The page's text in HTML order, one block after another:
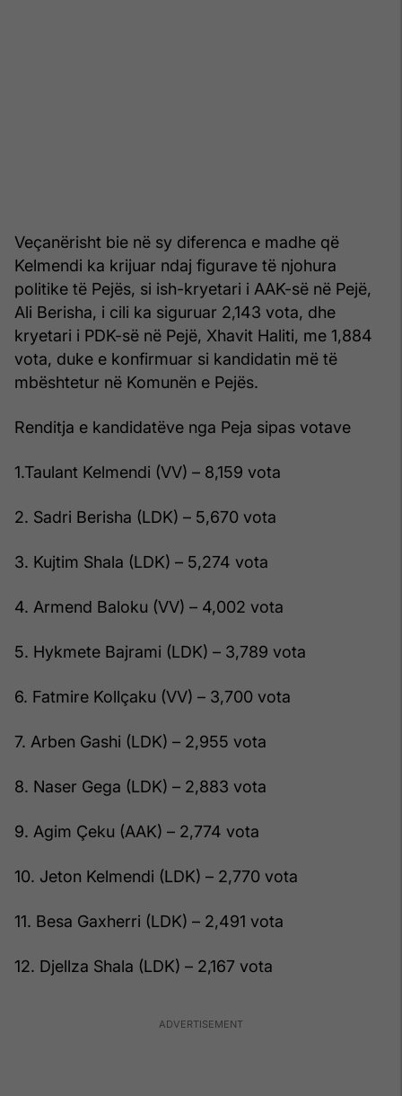
Veçanërisht bie në sy diferenca e madhe që
Kelmendi ka krijuar ndaj figurave të njohura
politike të Pejës, si ish-kryetari i AAK-së në Pejë,
Ali Berisha, i cili ka siguruar 2,143 vota, dhe
kryetari i PDK-së në Pejë, Xhavit Haliti, me 1,884
vota, duke e konfirmuar si kandidatin më të
mbështetur në Komunën e Pejës.
Renditja e kandidatëve nga Peja sipas votave
1.Taulant Kelmendi (VV) – 8,159 vota
2. Sadri Berisha (LDK) – 5,670 vota
3. Kujtim Shala (LDK) – 5,274 vota
4. Armend Baloku (VV) – 4,002 vota
5. Hykmete Bajrami (LDK) – 3,789 vota
6. Fatmire Kollçaku (VV) – 3,700 vota
7. Arben Gashi (LDK) – 2,955 vota
8. Naser Gega (LDK) – 2,883 vota
9. Agim Çeku (AAK) – 2,774 vota
10. Jeton Kelmendi (LDK) – 2,770 vota
11. Besa Gaxherri (LDK) – 2,491 vota
12. Djellza Shala (LDK) – 2,167 vota